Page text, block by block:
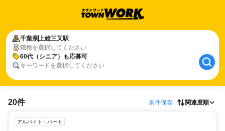
千葉県上総三又駅
職種を選択してください
60代（シニア）も応募可
キーワードを選択してください
20件 条件保存 関連度順
アルバイト・パート